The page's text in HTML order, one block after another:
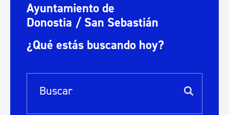
Ayuntamiento de
Donostia / San Sebastián
¿Qué estás buscando hoy?
Barra de búsqueda